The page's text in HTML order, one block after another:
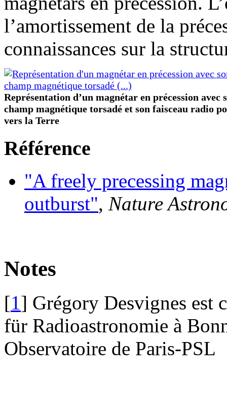
l’amortissement de la
connaissances sur la
Représentation d’un magnétar en précession avec
champ magnétique torsadé et son faisceau radio
vers la Terre
Référence
"A freely precessing
outburst", Nature
Notes
[1] Grégory Desvignes est
für Radioastronomie à
Observatoire de Paris-PSL